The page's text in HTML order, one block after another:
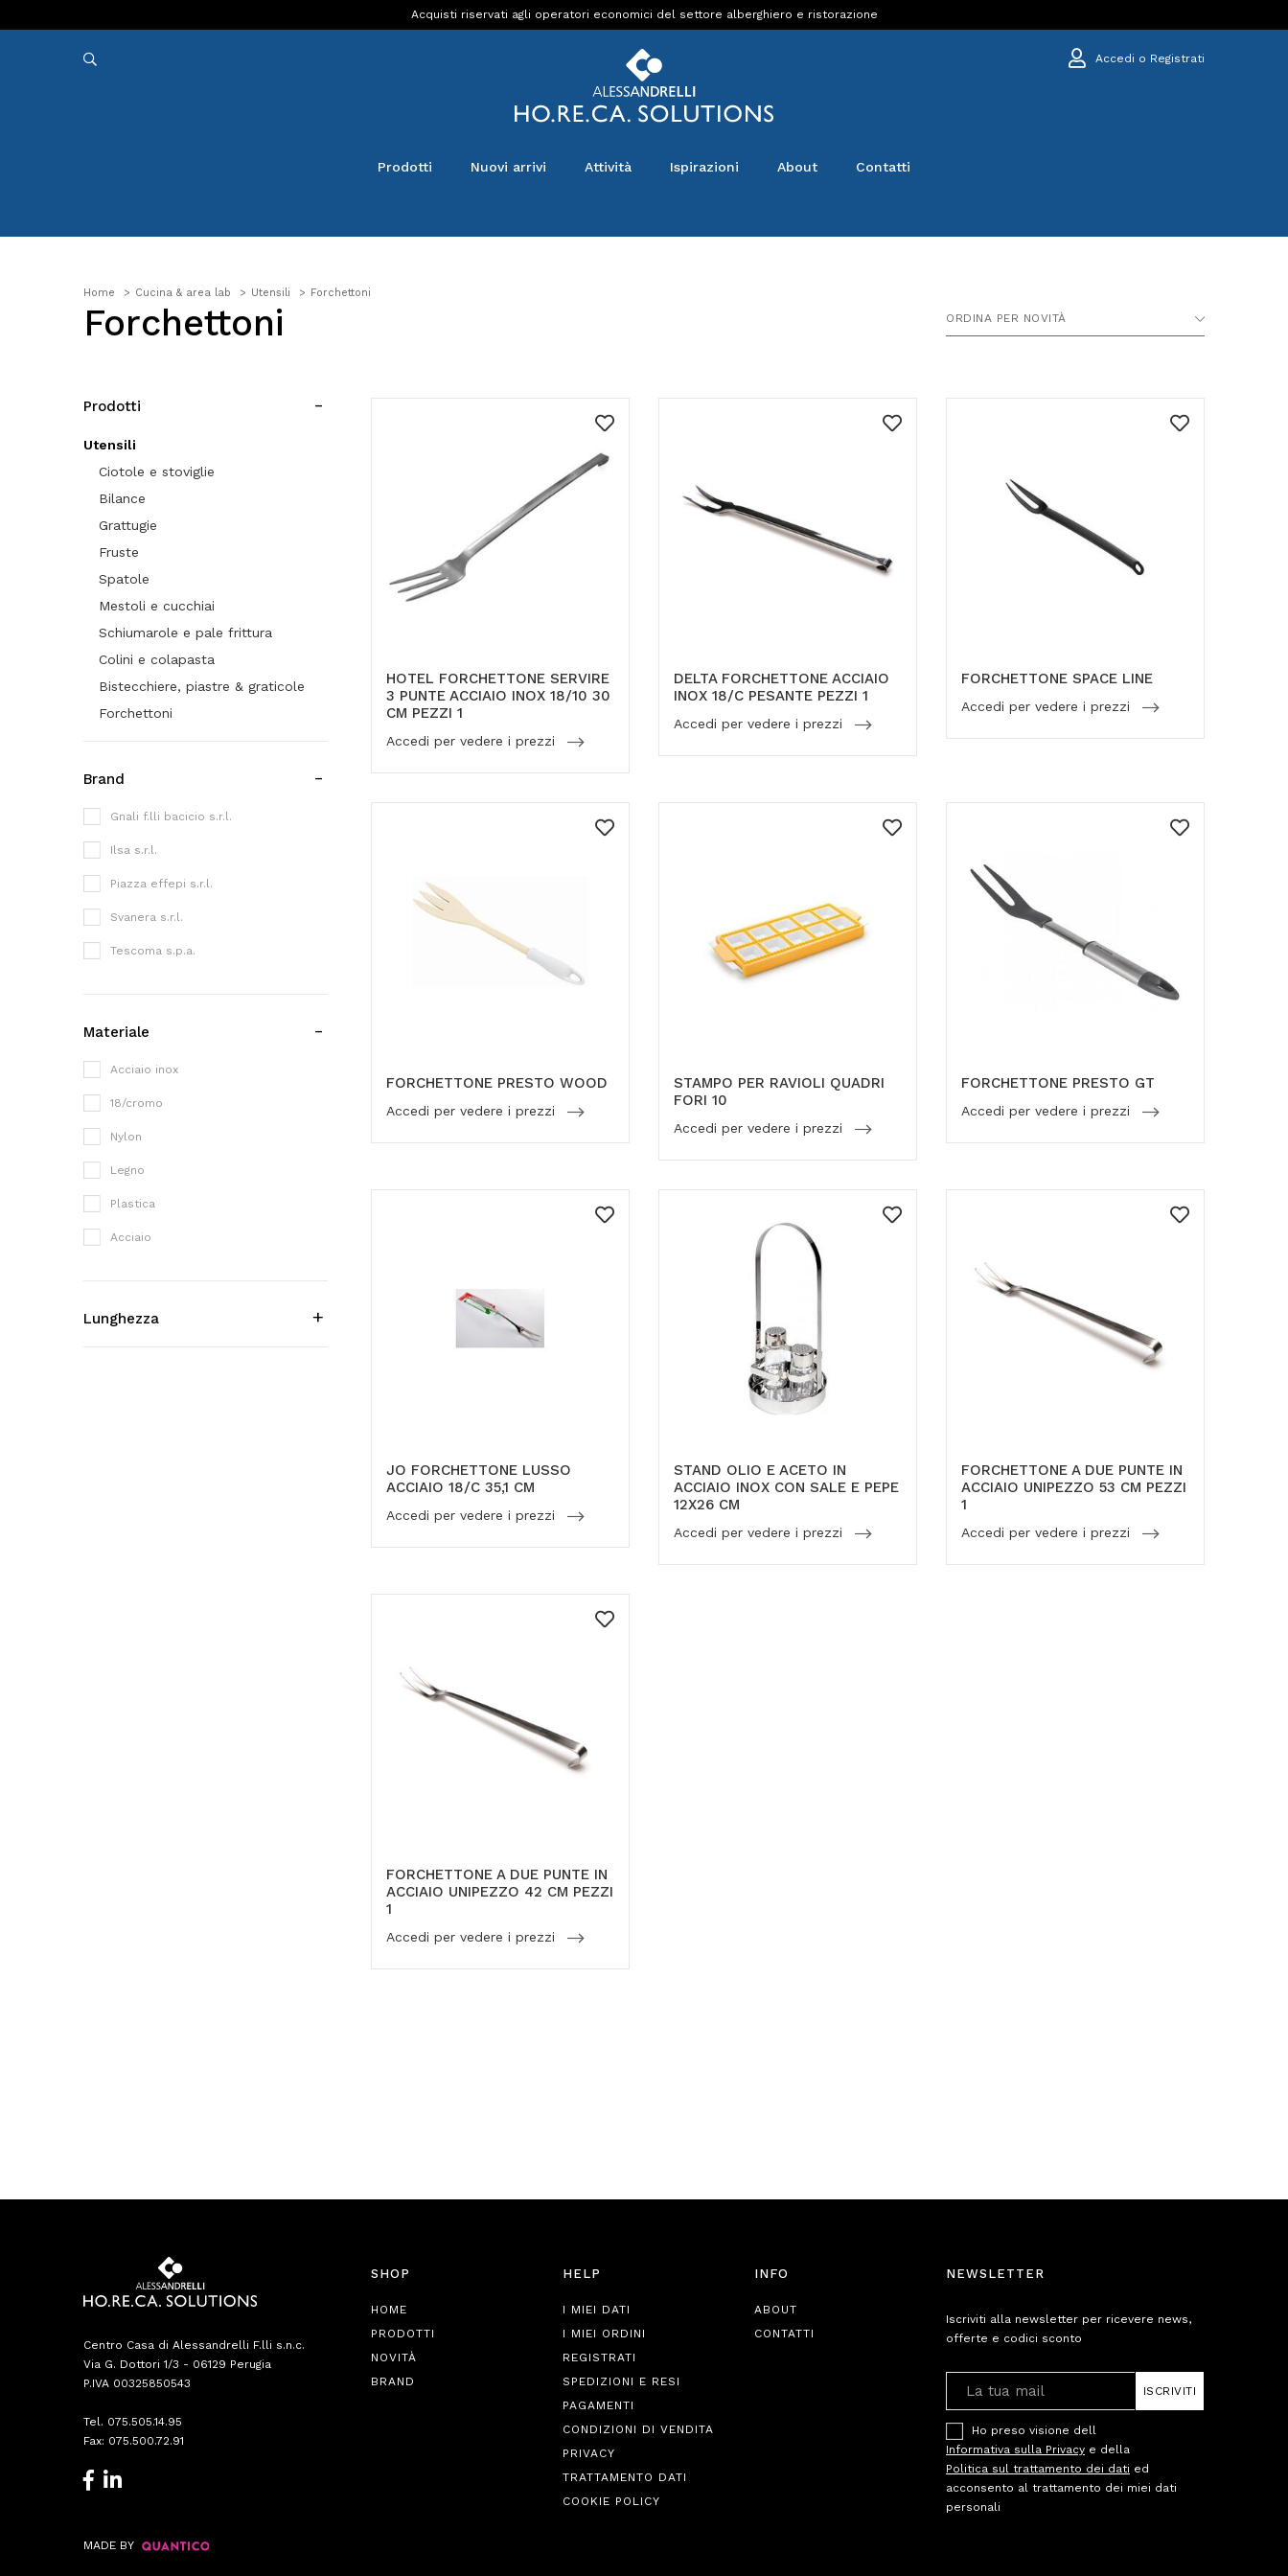
Acquisti riservati agli operatori economici del settore alberghiero e ristorazione
Accedi o Registrati
Prodotti Nuovi arrivi Attività Ispirazioni About Contatti
Home Cucina & area lab Utensili Forchettoni
Forchettoni ORDINA PER NOVITÀ
Prodotti
Utensili
Ciotole e stoviglie
Bilance
Grattugie
Fruste
Spatole
Mestoli e cucchiai
Schiumarole e pale frittura
Colini e colapasta
Bistecchiere, piastre & graticole
Forchettoni
Decorare e guarnire
Pinze e molle
Mattarelli
Timer
Accessori vari da cucina
Brand
Gnali f.lli bacicio s.r.l.
Ilsa s.r.l.
Piazza effepi s.r.l.
Svanera s.r.l.
Tescoma s.p.a.
Materiale
Acciaio inox
18/cromo
Nylon
Legno
Plastica
Acciaio
Lunghezza
HOTEL FORCHETTONE SERVIRE
3 PUNTE ACCIAIO INOX 18/10 30
CM PEZZI 1
Accedi per vedere i prezzi
DELTA FORCHETTONE ACCIAIO
INOX 18/C PESANTE PEZZI 1
Accedi per vedere i prezzi
FORCHETTONE SPACE LINE
Accedi per vedere i prezzi
FORCHETTONE PRESTO WOOD
Accedi per vedere i prezzi
STAMPO PER RAVIOLI QUADRI
FORI 10
Accedi per vedere i prezzi
FORCHETTONE PRESTO GT
Accedi per vedere i prezzi
JO FORCHETTONE LUSSO
ACCIAIO 18/C 35,1 CM
Accedi per vedere i prezzi
STAND OLIO E ACETO IN
ACCIAIO INOX CON SALE E PEPE
12X26 CM
Accedi per vedere i prezzi
FORCHETTONE A DUE PUNTE IN
ACCIAIO UNIPEZZO 53 CM PEZZI
1
Accedi per vedere i prezzi
FORCHETTONE A DUE PUNTE IN
ACCIAIO UNIPEZZO 42 CM PEZZI
1
Accedi per vedere i prezzi
Centro Casa di Alessandrelli F.lli s.n.c.
Via G. Dottori 1/3 - 06129 Perugia
P.IVA 00325850543
Tel. 075.505.14.95
Fax: 075.500.72.91
SHOP
HOME
PRODOTTI
NOVITÀ
BRAND
HELP
I MIEI DATI
I MIEI ORDINI
REGISTRATI
SPEDIZIONI E RESI
PAGAMENTI
CONDIZIONI DI VENDITA
PRIVACY
TRATTAMENTO DATI
COOKIE POLICY
INFO
ABOUT
CONTATTI
NEWSLETTER
Iscriviti alla newsletter per ricevere news,
offerte e codici sconto
ISCRIVITI
Ho preso visione dell
Informativa sulla Privacy e della
Politica sul trattamento dei dati ed
acconsento al trattamento dei miei dati
personali
MADE BY